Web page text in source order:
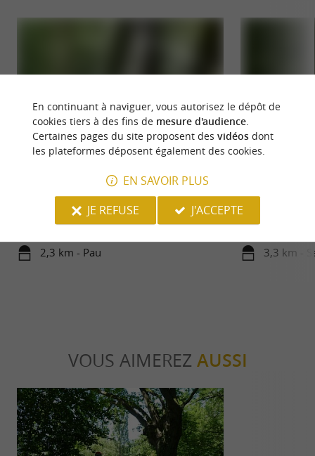
PARC À THÈMES À PAU – LA FORÊT DES
VERT'TIGES, AVENTURE EN FAMILLE Un
parc multi-activités au cœur de la ...
2,3 km - Pau
Le Lac de
30 ha, abritant
brochets, ...
3,3 km -
VOUS AIMEREZ AUSSI
En continuant à naviguer, vous autorisez le dépôt de
cookies tiers à des fins de mesure d'audience.
Certaines pages du site proposent des vidéosdont
les plateformes déposent également des cookies.
EN SAVOIR PLUS
JE REFUSE
J'ACCEPTE